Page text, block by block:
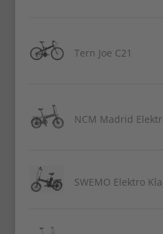
Tern Joe C21
NCM Madrid
SWEMO Elektro